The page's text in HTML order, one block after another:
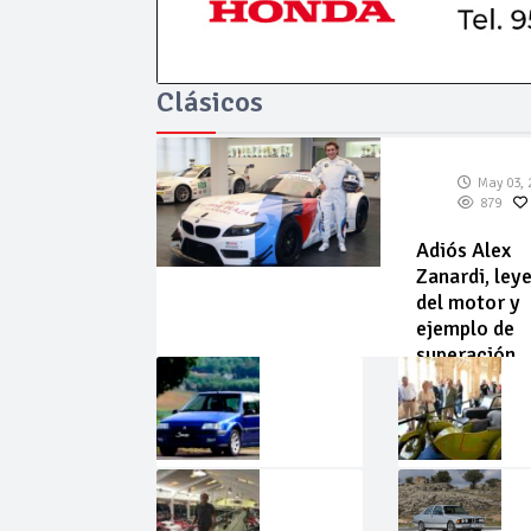
Clásicos
May 03,
879
Adiós Alex
Zanardi,
del motor y
ejemplo de
superación
May
Abr